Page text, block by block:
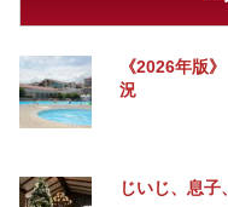
《2026年版
況
じいじ、息